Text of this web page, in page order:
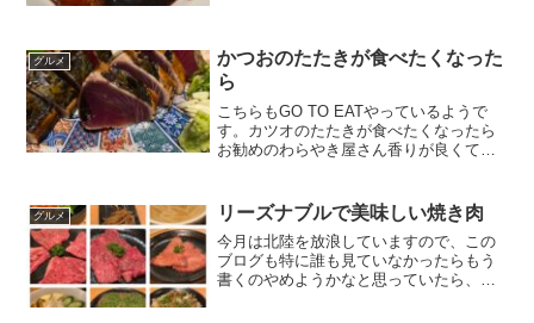
味しいです。1階はトル...
グルメ
かつおのたたきが食べたくなった
ら
こちらもGO TO EATやっているようで
す。カツオのたたきが食べたくなったら
お勧めのわらやき屋さん香りが良くて、
っていました。食欲の秋。ダイエットの
秋。家にいると体重...
グルメ リーズナブルで美味しい焼き肉
今月は北陸を放浪していますので、この
ブログも特に誰も見ていなかったらもう
書くのやめようかなと思っていたら、練